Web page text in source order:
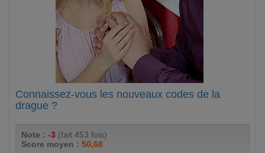
Connaissez-vous les nouveaux codes de la
drague ?
Note : -3 (fait 453 fois)
Score moyen : 50,68